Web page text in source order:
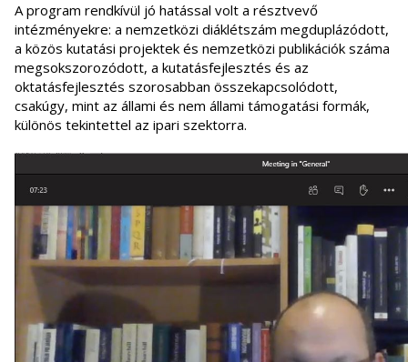
A program rendkívül jó hatással volt a résztvevő
intézményekre: a nemzetközi diáklétszám megduplázódott,
a közös kutatási projektek és nemzetközi publikációk száma
megsokszorozódott, a kutatásfejlesztés és az
oktatásfejlesztés szorosabban összekapcsolódott,
csakúgy, mint az állami és nem állami támogatási formák,
különös tekintettel az ipari szektorra.